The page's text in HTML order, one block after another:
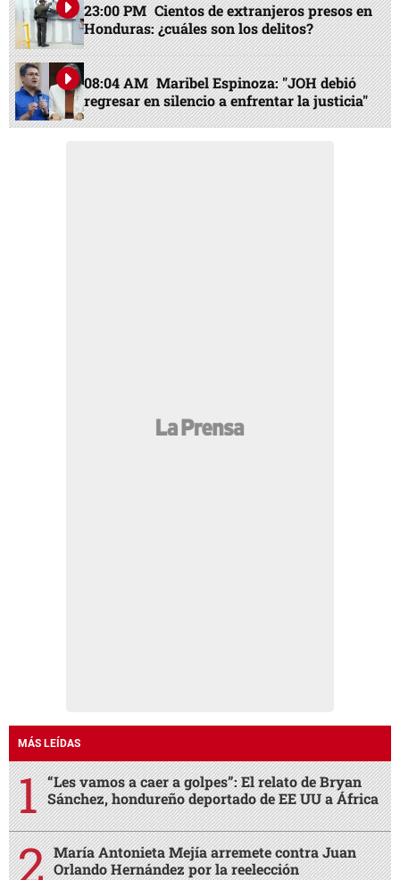
23:00 PM Cientos de extranjeros presos en
Honduras: ¿cuáles son los delitos?
08:04 AM Maribel Espinoza: "JOH debió
regresar en silencio a enfrentar la justicia"
MÁS LEÍDAS
“Les vamos a caer a golpes”: El relato de Bryan
Sánchez, hondureño deportado de EE UU a África
María Antonieta Mejía arremete contra Juan
Orlando Hernández por la reelección